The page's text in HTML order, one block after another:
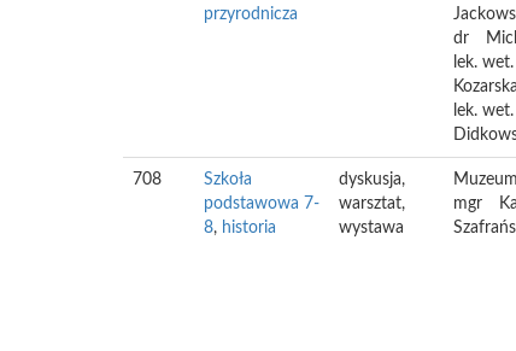
przyrodnicza
dr
lek. wet.
Kozarska
lek. wet.
708
Szkoła
podstawowa 7-
8, historia
dyskusja,
warsztat,
wystawa
mgr